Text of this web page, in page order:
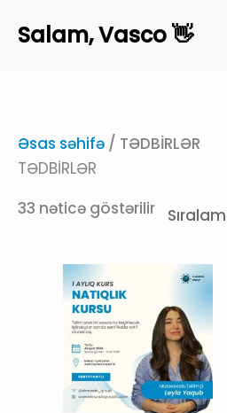
Salam, Vasco 👋
Əsas səhifə / TƏDBİRLƏR
TƏDBİRLƏR
33 nəticə göstərilir